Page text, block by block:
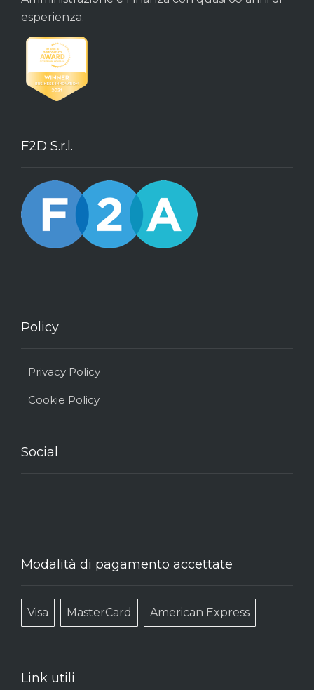
esperienza.
F2D S.r.l.
Policy
Privacy Policy
Cookie Policy
Social
Modalità di pagamento accettate
Visa MasterCard American Express
Link utili